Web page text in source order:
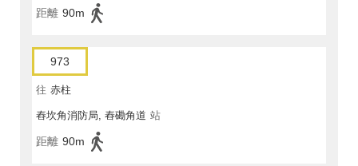
距離 90m
973
往 赤柱
舂坎角消防局, 舂磡角道 站
距離 90m